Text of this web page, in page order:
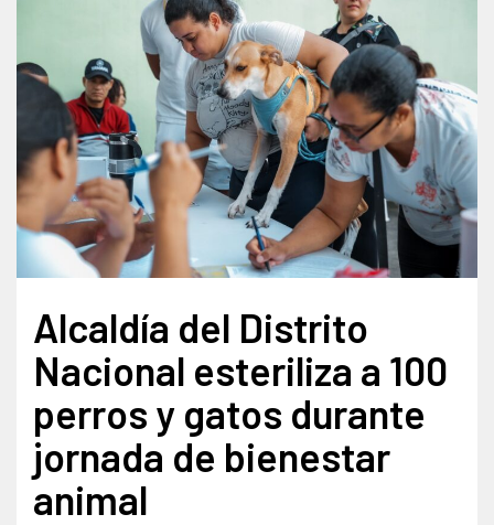
Alcaldía del Distrito
Nacional esteriliza a 100
perros y gatos durante
jornada de bienestar
animal